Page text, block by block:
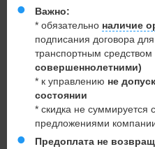
Важно:
* обязательно наличие
подписания договора
транспортным средством
совершеннолетними)
* к управлению не
состоянии
* скидка не
предложениями
Предоплата не